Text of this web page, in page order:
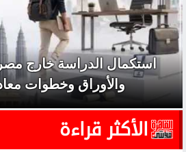
والأوراق وخطوات
الأكثر قراءة